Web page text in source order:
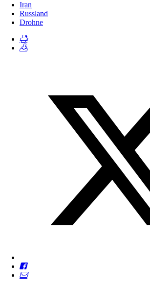
Iran
Russland
Drohne